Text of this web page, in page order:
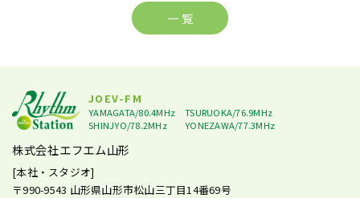
一 覧
JOEV-FM
YAMAGATA/80.4MHz
TSURUOKA/76.9MHz
SHINJYO/78.2MHz
YONEZAWA/77.3MHz
株式会社エフエム山形
[本社・スタジオ]
〒990-9543 山形県山形市松山三丁目14番69号